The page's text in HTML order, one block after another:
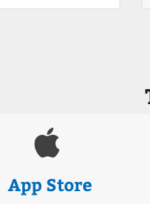
App Store